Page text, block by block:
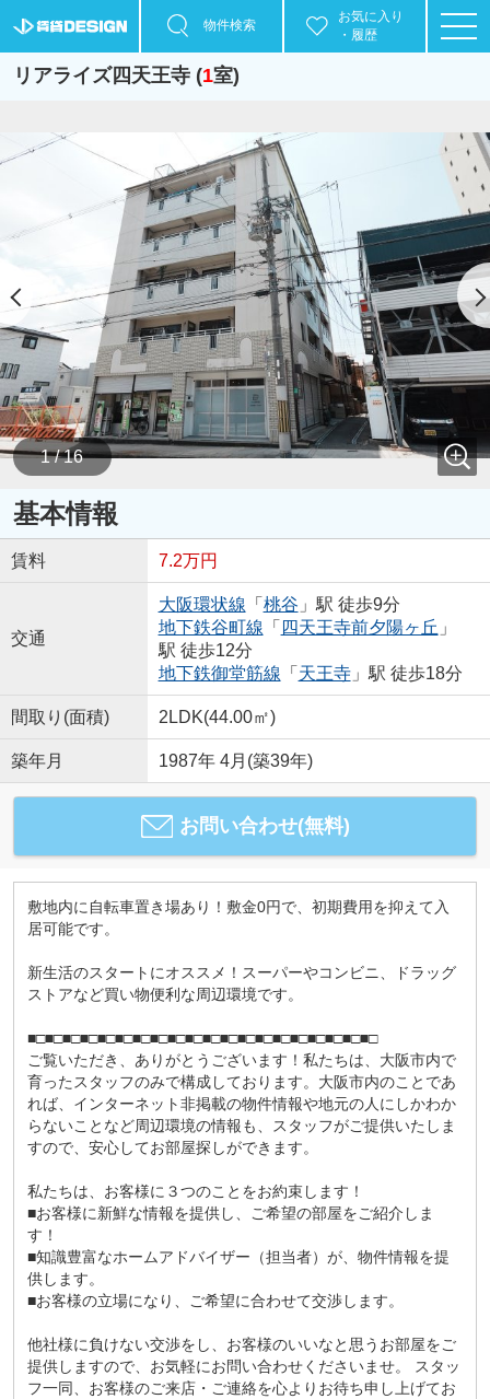
物件検索
お気に入り
・履歴
リアライズ四天王寺 (1室)
1 / 16
基本情報
賃料 7.2万円
交通
大阪環状線 「 桃谷 」駅 徒歩9分
地下鉄谷町線 「 四天王寺前夕陽ヶ丘 」
駅 徒歩12分
地下鉄御堂筋線 「 天王寺」駅 徒歩18分
間取り(面積) 2LDK(44.00㎡)
築年月 1987年 4月(築39年)
お問い合わせ(無料)
敷地内に自転車置き場あり！敷金0円で、初期費用を抑えて入
居可能です。
新生活のスタートにオススメ！スーパーやコンビニ、ドラッグ
ストアなど買い物便利な周辺環境です。
■□■□■□■□■□■□■□■□■□■□■□■□■□■□■□■□■□■□■□■□
ご覧いただき、ありがとうございます！私たちは、大阪市内で
育ったスタッフのみで構成しております。大阪市内のことであ
れば、インターネット非掲載の物件情報や地元の人にしかわか
らないことなど周辺環境の情報も、スタッフがご提供いたしま
すので、安心してお部屋探しができます。
私たちは、お客様に３つのことをお約束します！
■お客様に新鮮な情報を提供し、ご希望の部屋をご紹介しま
す！
■知識豊富なホームアドバイザー（担当者）が、物件情報を提
供します。
■お客様の立場になり、ご希望に合わせて交渉します。
他社様に負けない交渉をし、お客様のいいなと思うお部屋をご
提供しますので、お気軽にお問い合わせくださいませ。 スタッ
フ一同、お客様のご来店・ご連絡を心よりお待ち申し上げてお